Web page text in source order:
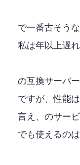
Qiitaで一番古そうな
私は1年以上遅
LMStudioのOpenAI互
ですが、性能は
言え、LLMのサ
でも使えるの